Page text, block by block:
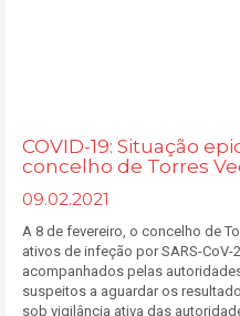
COVID-19: Situação
concelho de Torres
09.02.2021
A 8 de fevereiro, o concelho de
ativos de infeção por SARS-CoV-
acompanhados pelas
suspeitos a aguardar os
sob vigilância ativa das